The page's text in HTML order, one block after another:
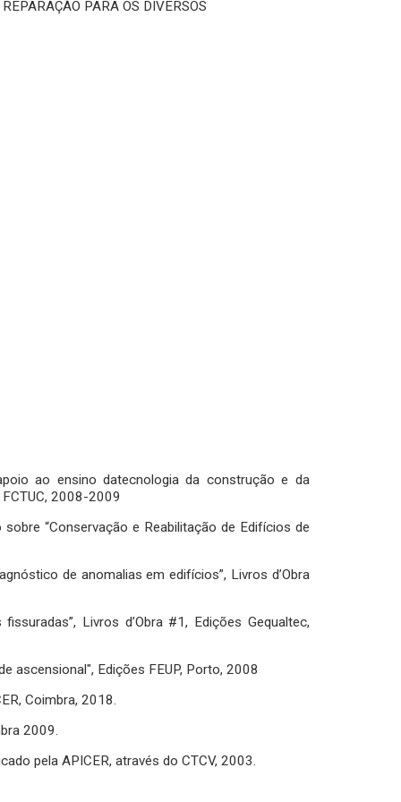
PARA OS DIVERSOS
ao ensino datecnologia da construção e da
2008-2009
“Conservação e Reabilitação de Edifícios de
de anomalias em edifícios”, Livros d’Obra
Livros d’Obra #1, Edições Gequaltec,
ascensional", Edições FEUP, Porto, 2008
Coimbra, 2018.
2009.
pela APICER, através do CTCV, 2003.